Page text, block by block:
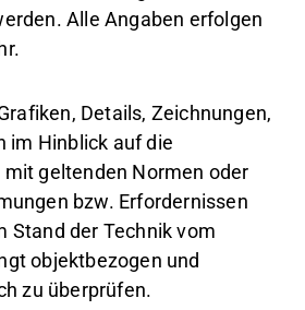
Alle Angaben erfolgen
Details, Zeichnungen,
im Hinblick auf die
geltenden Normen oder
bzw. Erfordernissen
Stand der Technik vom
objektbezogen und
zu überprüfen.